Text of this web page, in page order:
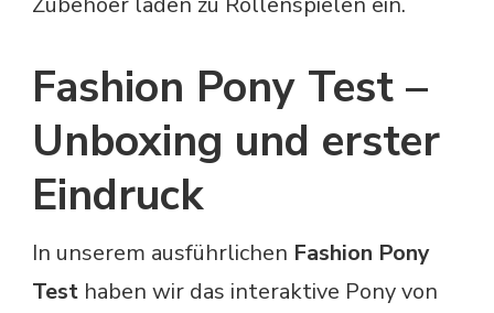
Fashion Pony Test –
Unboxing und erster
Eindruck
In unserem ausführlichen Fashion Pony
Test haben wir das interaktive Pony von